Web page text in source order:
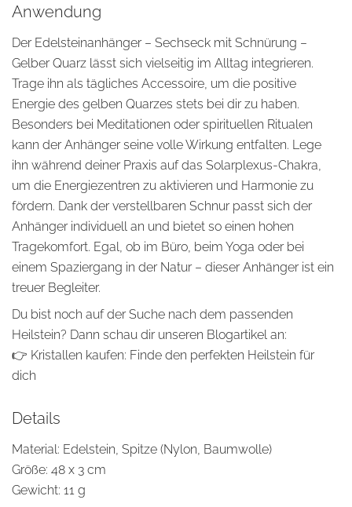
Anwendung
Der Edelsteinanhänger – Sechseck mit Schnürung –
Gelber Quarz lässt sich vielseitig im Alltag integrieren.
Trage ihn als tägliches Accessoire, um die positive
Energie des gelben Quarzes stets bei dir zu haben.
Besonders bei Meditationen oder spirituellen Ritualen
kann der Anhänger seine volle Wirkung entfalten. Lege
ihn während deiner Praxis auf das Solarplexus-Chakra,
um die Energiezentren zu aktivieren und Harmonie zu
fördern. Dank der verstellbaren Schnur passt sich der
Anhänger individuell an und bietet so einen hohen
Tragekomfort. Egal, ob im Büro, beim Yoga oder bei
einem Spaziergang in der Natur – dieser Anhänger ist ein
treuer Begleiter.
Du bist noch auf der Suche nach dem passenden
Heilstein? Dann schau dir unseren Blogartikel an:
👉 Kristallen kaufen: Finde den perfekten Heilstein für
dich
Details
Material: Edelstein, Spitze (Nylon, Baumwolle)
Größe: 48 x 3 cm
Gewicht: 11 g